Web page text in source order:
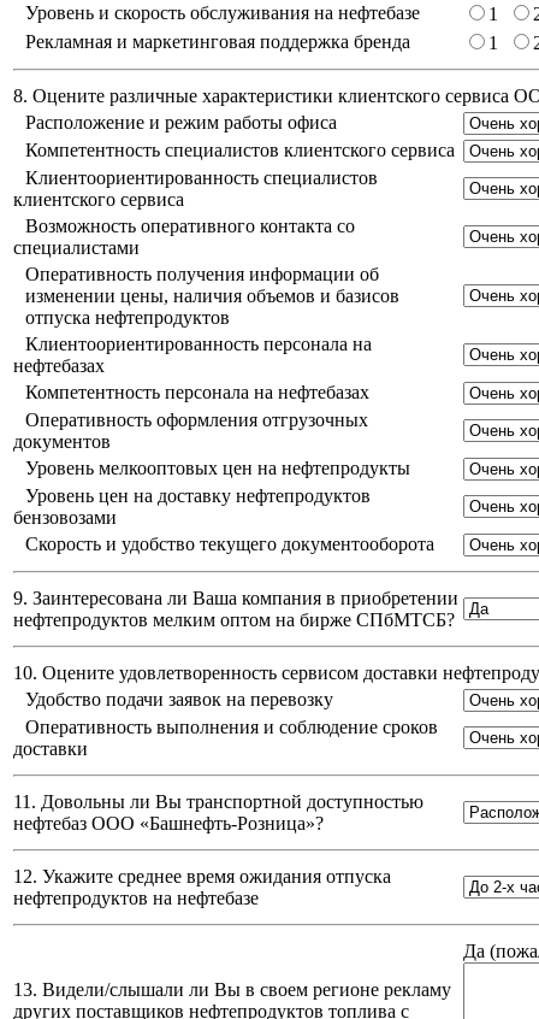
Уровень и скорость обслуживания на нефтебазе 1
Рекламная и маркетинговая поддержка бренда
1
8. Оцените различные характеристики клиентского сервиса
Расположение и режим работы офиса
Компетентность специалистов клиентского сервиса
Клиентоориентированность специалистов
клиентского сервиса
Возможность оперативного контакта со
специалистами
Оперативность получения информации об
изменении цены, наличия объемов и базисов
отпуска нефтепродуктов
Клиентоориентированность персонала на
нефтебазах
Компетентность персонала на нефтебазах
Оперативность оформления отгрузочных
документов
Уровень мелкооптовых цен на нефтепродукты
Уровень цен на доставку нефтепродуктов
бензовозами
Скорость и удобство текущего документооборота
9. Заинтересована ли Ваша компания в приобретении
нефтепродуктов мелким оптом на бирже СПбМТСБ?
10. Оцените удовлетворенность сервисом доставки
Удобство подачи заявок на перевозку
Оперативность выполнения и соблюдение сроков
доставки
11. Довольны ли Вы транспортной доступностью
нефтебаз ООО «Башнефть-Розница»?
12. Укажите среднее время ожидания отпуска
нефтепродуктов на нефтебазе
13. Видели/слышали ли Вы в своем регионе рекламу
других поставщиков нефтепродуктов топлива с
Да (